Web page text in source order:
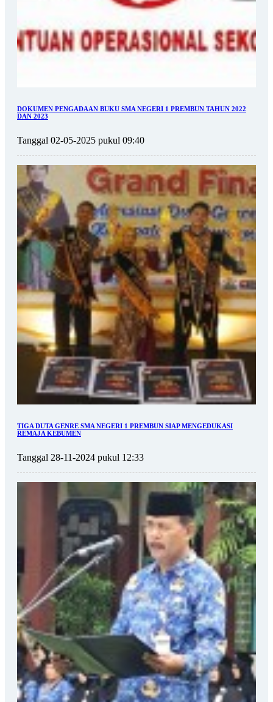
DOKUMEN PENGADAAN BUKU SMA NEGERI 1 PREMBUN TAHUN 2022
DAN 2023
Tanggal 02-05-2025 pukul 09:40
TIGA DUTA GENRE SMA NEGERI 1 PREMBUN SIAP MENGEDUKASI
REMAJA KEBUMEN
Tanggal 28-11-2024 pukul 12:33